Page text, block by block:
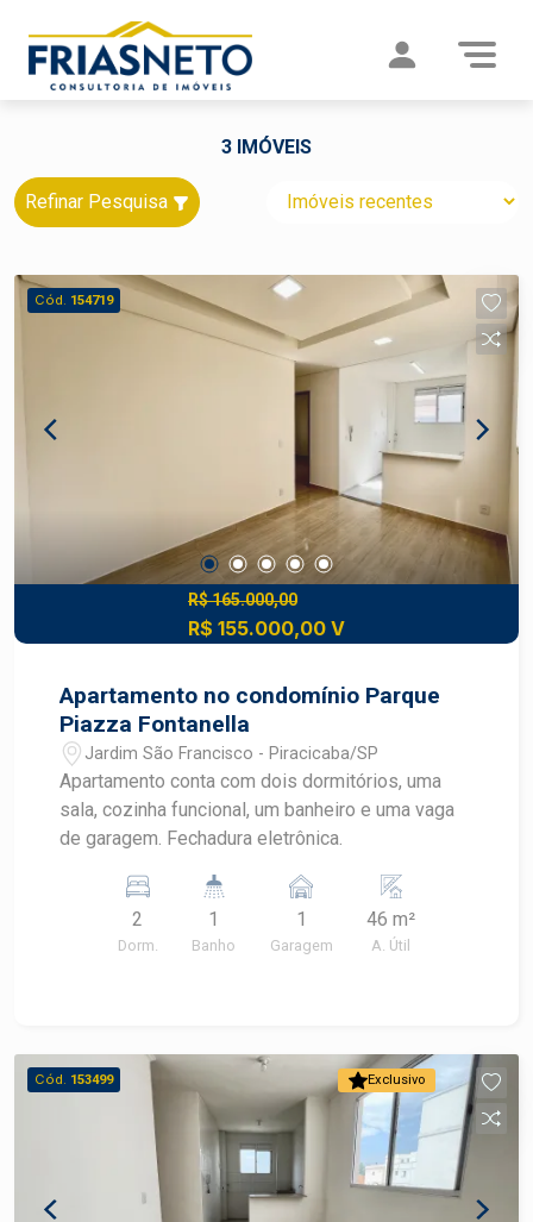
3 IMÓVEIS
Refinar Pesquisa
Cód. 154719
R$ 165.000,00
R$ 155.000,00 V
Apartamento no condomínio Parque
Piazza Fontanella
Jardim São Francisco - Piracicaba/SP
Apartamento conta com dois dormitórios, uma
sala, cozinha funcional, um banheiro e uma vaga
de garagem. Fechadura eletrônica.
2
Dorm.
1
Banho
1
Garagem
46 m²
A. Útil
Exclusivo
Cód. 153499